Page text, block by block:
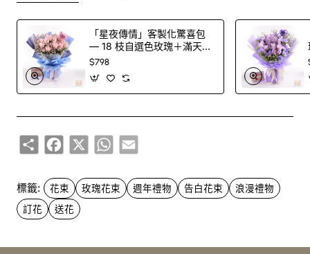
當熱情遇見永恆：一場關於「浪漫」
的色彩遊戲
松蟲花與乒乓菊的溫柔點綴，創造出無與倫比的浪漫感。這
恰到好處地展現自我，卻又完美地融合在一起。我們提供超
過 100 種鮮花顏色選擇，讓您為這份特別的禮物，注入最能
代表心意的色彩。
為你的生命中的貴人獻上最美祝福
「星夜傳情」客製化驚喜包
— 18 枝自選色玫瑰＋滿天星
花束＋印字氣球（100 色玫
$798
ShareFacebook
X WhatsApp
Email
標籤: 花束 玫瑰花束 週年禮物 告白花束
浪漫禮物
訂花
送花